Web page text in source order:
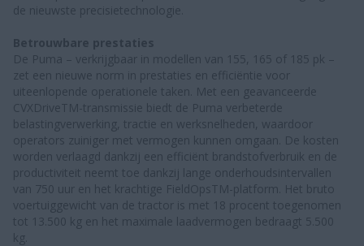
de nieuwste precisietechnologie.
Betrouwbare prestaties
De Puma – verkrijgbaar in modellen van 155, 165 of 185 pk –
zet een nieuwe norm in prestaties en efficiëntie voor
uiteenlopende operationele taken. Met een geavanceerde
CVXDriveTM-transmissie biedt de Puma verbeterde
belastingverwerking, tractie en werksnelheden, waardoor
operators zuiniger met vermogen kunnen omgaan. De kosten
worden verlaagd dankzij een efficiënt brandstofverbruik en de
productiviteit neemt toe dankzij lange onderhoudsintervallen
van 750 uur en het krachtige FieldOpsTM-platform. Het bruto
voertuiggewicht van de tractor is met 18 procent toegenomen
tot 13.500 kg en het maximale laadvermogen bedraagt 5.500
kg.